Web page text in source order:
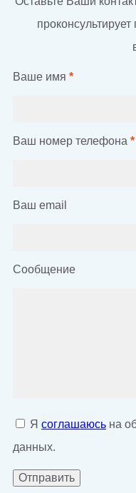
Ваше имя *
Ваш номер телефона *
Ваш email
Сообщение
Я соглашаюсь на
данных.